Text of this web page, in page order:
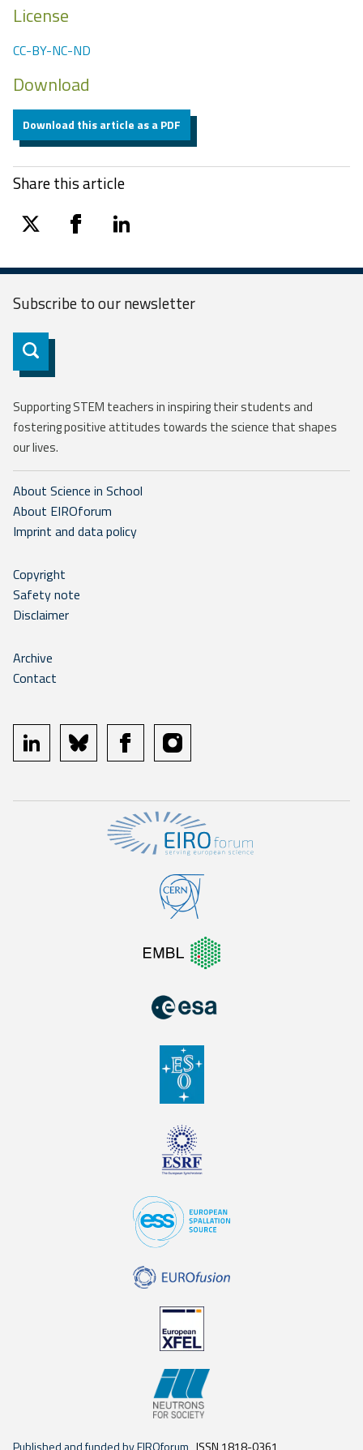
License
CC-BY-NC-ND
Download
Download this article as a PDF
Share this article
twitter facebooklinkedin
Subscribe to ournewsletter
Subscribe
Supporting STEM teachers in inspiring their students and
fostering positive attitudes towards the science that shapes
our lives.
About Science in School
About EIROforum
Imprint and data policy
Copyright
Safety note
Disclaimer
Archive
Contact
linkedin bluesky facebookinstagram
Published and funded by EIROforum ISSN 1818-0361